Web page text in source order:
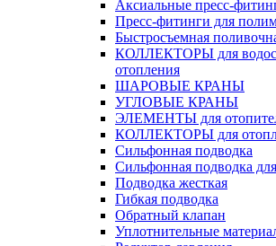
Аксиальные пресс-
Пресс-фитинги для
Быстросъемная
КОЛЛЕКТОРЫ для
отопления
ШАРОВЫЕ КРАНЫ
УГЛОВЫЕ КРАНЫ
ЭЛЕМЕНТЫ для
КОЛЛЕКТОРЫ для
Сильфонная подводка
Cильфонная подводка для
Подводка жесткая
Гибкая подводка
Обратный клапан
Уплотнительные